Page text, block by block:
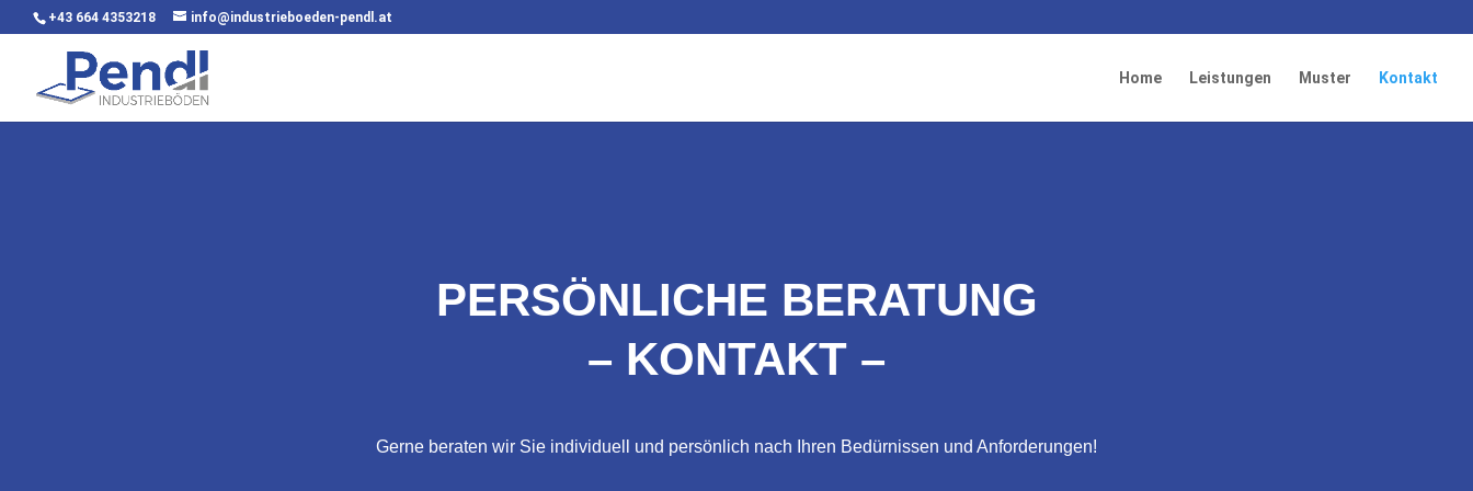
+43 664 4353218 info@industrieboeden-pendl.at
Home Leistungen Muster Kontakt
PERSÖNLICHE BERATUNG
– KONTAKT –
Gerne beraten wir Sie individuell und persönlich nach Ihren Bedürnissen und Anforderungen!